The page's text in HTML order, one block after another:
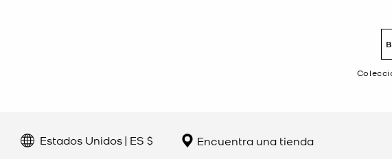
Estados Unidos | ES $ Encuentra una tienda